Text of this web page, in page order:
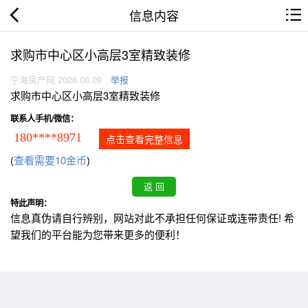
信息内容
求购市中心区小高层3室精致装修
宁海房产网 2026.08.09 举报
求购市中心区小高层3室精致装修
联系人手机/微信：
180****8971 点击查看完整信息
(查看需要10金币)
特此声明：
信息真伪请自行辨别，网站对此不承担任何保证或连带责任! 希
望我们的平台能为您带来更多的便利！